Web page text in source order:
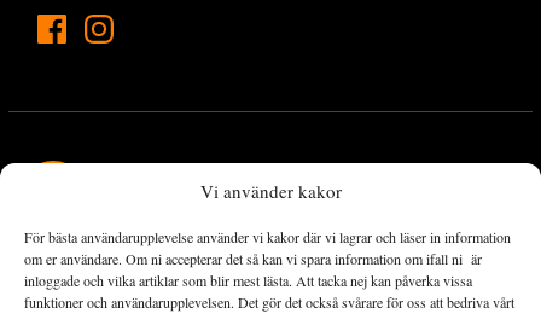
Vi använder kakor
För bästa användarupplevelse använder vi kakor där vi lagrar och läser in information
om er användare. Om ni accepterar det så kan vi spara information om ifall ni är
inloggade och vilka artiklar som blir mest lästa. Att tacka nej kan påverka vissa
funktioner och användarupplevelsen. Det gör det också svårare för oss att bedriva vårt
Landets Fria Tidning är en nyhetstidning med bred bevakning av
det viktigaste som händer lokalt och globalt och med fokus på
omställningsrörelsen. En omställning till ett hållbart samhälle går